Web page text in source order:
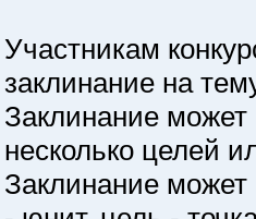
Участникам
заклинание на
Заклинание может
несколько целей
Заклинание